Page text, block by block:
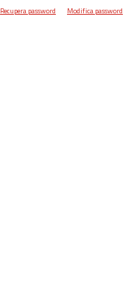
Recupera password Modifica password